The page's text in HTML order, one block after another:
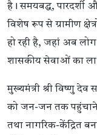
है। समयबद्ध, पारदर्शी
विशेष रूप से ग्रामीण
हो रही है, जहां अब
शासकीय सेवाओं का लाभ
मुख्यमंत्री श्री विष्णु
को जन-जन तक पहुंचाने
तथा नागरिक-केंद्रित